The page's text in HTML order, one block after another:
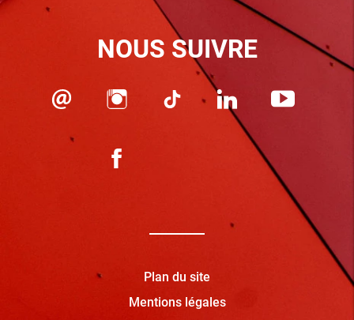
NOUS SUIVRE
Plan du site
Mentions légales